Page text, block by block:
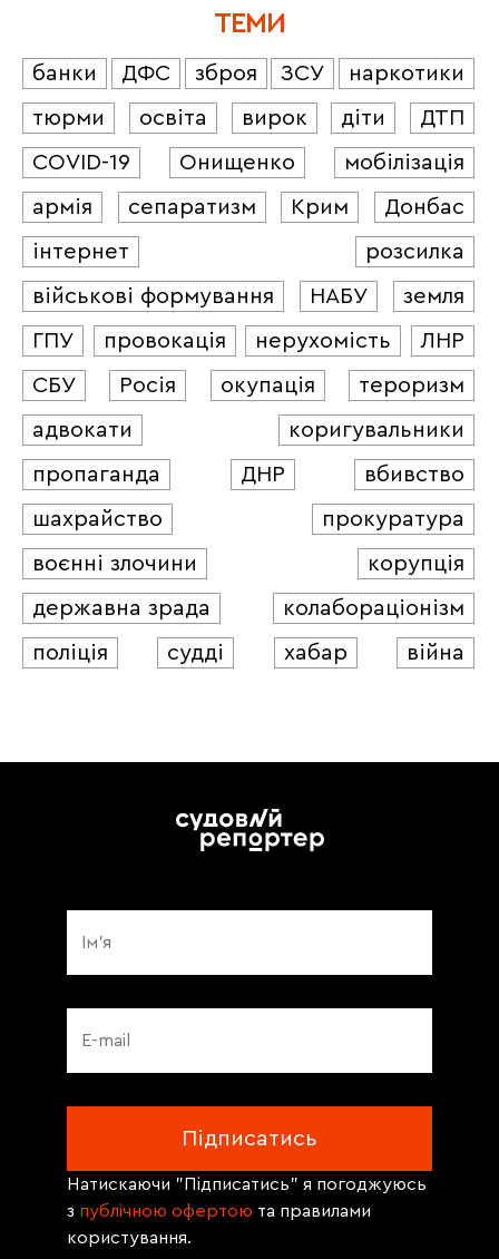
ТЕМИ
банки ДФС зброя ЗСУ
наркотики
тюрми
освіта вирок діти
ДТП
COVID-19
Онищенко
мобілізація
армія
сепаратизм Крим
Донбас
інтернет
розсилка
військові формування
НАБУ
земля
ГПУ
провокація нерухомість
ЛНР
СБУ
Росія окупація
тероризм
адвокати
коригувальники
пропаганда
ДНР
вбивство
шахрайство
прокуратура
воєнні злочини
корупція
державна зрада
колабораціонізм
поліція
судді хабар війна
Натискаючи "Підписатись" я погоджуюсь
з публічною офертою та правилами
користування.